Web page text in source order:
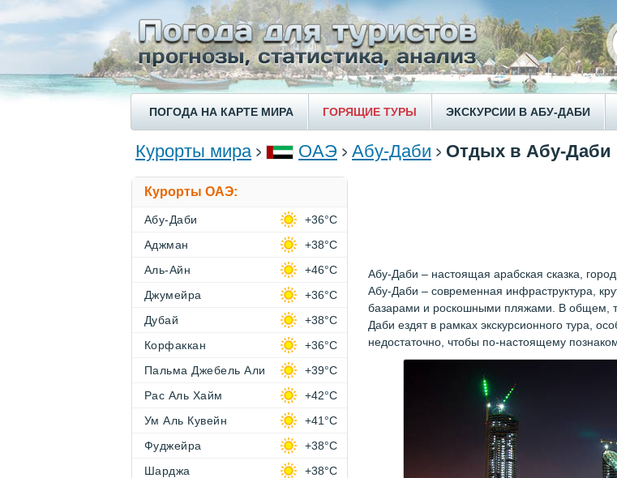
ПОГОДА НА КАРТЕ МИРА ГОРЯЩИЕ ТУРЫ ЭКСКУРСИИ В АБУ-ДАБИ
Курорты мира ОАЭ Абу-Даби Отдых в Абу-Даби
Абу-Даби – настоящая арабская сказка,
Абу-Даби – современная инфраструктура,
базарами и роскошными пляжами. В общем,
Даби ездят в рамках экскурсионного тура,
недостаточно, чтобы по-настоящему
Курорты ОАЭ:
Абу-Даби
+36°C
Аджман
+38°C
Аль-Айн
+46°C
Джумейра
+36°C
Дубай
+38°C
Корфаккан
+36°C
Пальма Джебель Али
+39°C
Рас Аль Хайм
+42°C
Ум Аль Кувейн
+41°C
Фуджейра
+38°C
Шарджа
+38°C